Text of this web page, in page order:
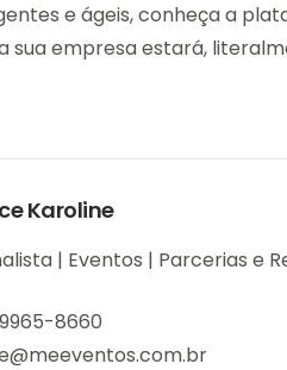
e ágeis, conheça a
sua empresa estará,
Karoline
| Eventos | Parcerias e
8660